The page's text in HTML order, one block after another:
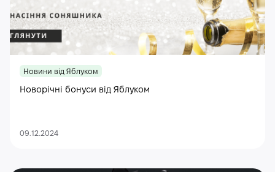
Новини від Яблуком
Новорічні бонуси від Яблуком
09.12.2024